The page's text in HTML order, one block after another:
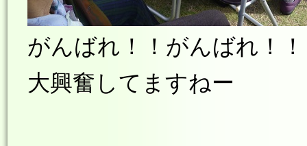
がんばれ！！がんばれ！！
大興奮してますねー